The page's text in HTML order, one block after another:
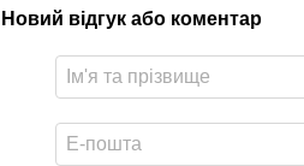
Новий відгук або коментар